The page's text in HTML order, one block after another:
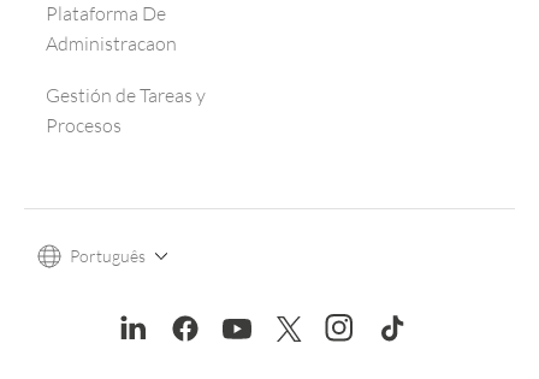
Plataforma De
Administracaon
Gestión de Tareas y
Procesos
Português